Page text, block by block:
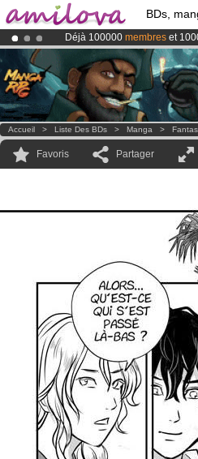
BDs,
Déjà 100000 membres et
Abonnement premium: à
LeKickstarter Amilova est
Accueil > Liste Des BDs > Manga >
Favoris Partager